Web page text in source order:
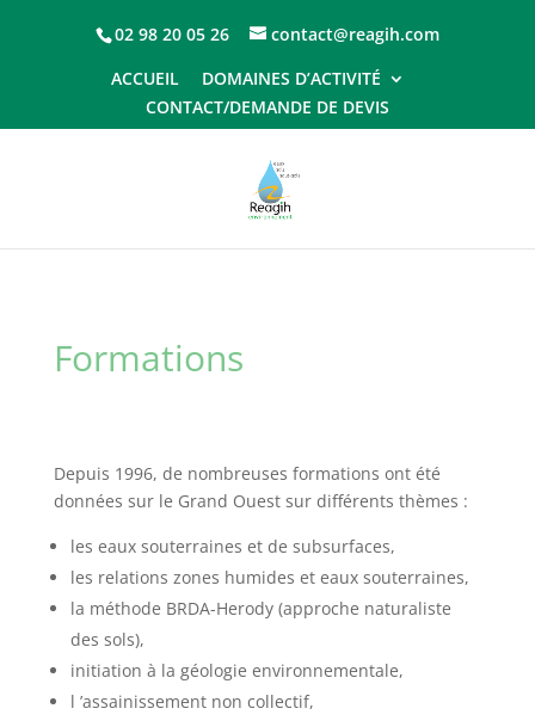
02 98 20 05 26
contact@reagih.com
ACCUEIL
DOMAINES D’ACTIVITÉ
CONTACT/DEMANDE DE DEVIS
Formations
Depuis 1996, de nombreuses formations ont été
données sur le Grand Ouest sur différents thèmes :
les eaux souterraines et de subsurfaces,
les relations zones humides et eaux souterraines,
la méthode BRDA-Herody (approche naturaliste
des sols),
initiation à la géologie environnementale,
l ’assainissement non collectif,